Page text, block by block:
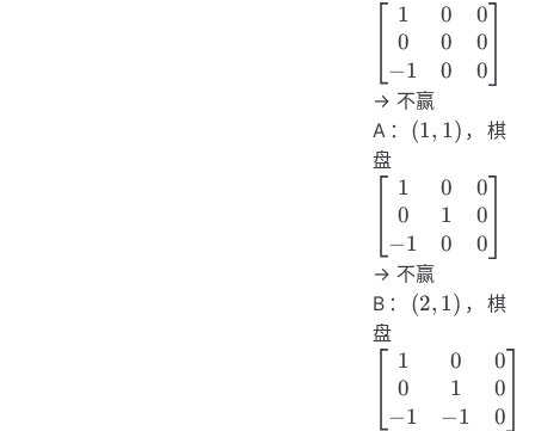
1
0
−1
0
0
0
0
0
0
→ 不赢
A： (1,1)
(1, 1) ，棋
盘
1
0
−1
0
1
0
0
0
0
→ 不赢
B： (2,1)
(2, 1) ，棋
盘
1
0
−1
0
1
−1
0
0
0